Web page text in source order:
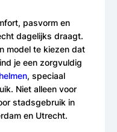
pasvorm en
dagelijks draagt.
model te kiezen dat
je een zorgvuldig
, speciaal
Niet alleen voor
stadsgebruik in
en Utrecht.